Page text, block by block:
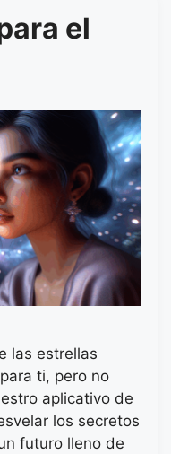
el
las estrellas
ti, pero no
aplicativo de
los secretos
futuro lleno de